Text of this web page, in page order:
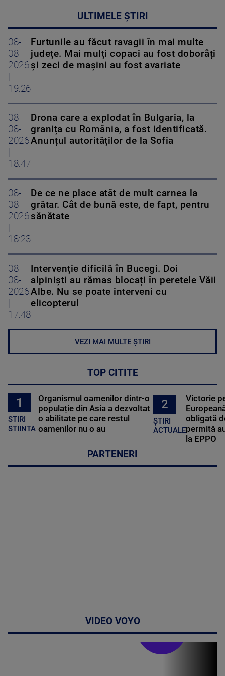
ULTIMELE ȘTIRI
08-
08-
2026
19:26
Furtunile au făcut ravagii în mai multe
județe. Mai mulți copaci au fost doborâți
și zeci de mașini au fost avariate
08-
08-
2026
18:47
Drona care a explodat în Bulgaria, la
granița cu România, a fost identificată.
Anunțul autorităților de la Sofia
08-
08-
2026
18:23
De ce ne place atât de mult carnea la
grătar. Cât de bună este, de fapt, pentru
sănătate
08-
08-
2026
17:48
Intervenție dificilă în Bucegi. Doi
alpiniști au rămas blocați în peretele Văii
Albe. Nu se poate interveni cu
elicopterul
VEZI MAI MULTE ȘTIRI
TOP CITITE
1
STIRI
STIINTA
Organismul oamenilor dintr-o
populație din Asia a dezvoltat
o abilitate pe care restul
oamenilor nu o au
2
ȘTIRI
ACTUALE
Victorie
obligată
permită
la EPPO
PARTENERI
VIDEO VOYO